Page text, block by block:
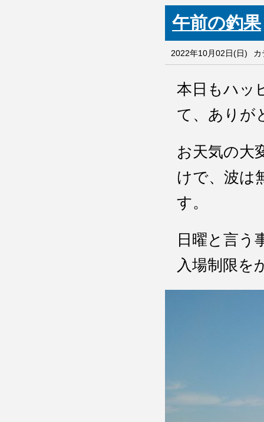
午前の釣果
2022年10月02日(日) カ
本日もハッ
て、ありが
お天気の大
けで、波は
す。
日曜と言う
入場制限を